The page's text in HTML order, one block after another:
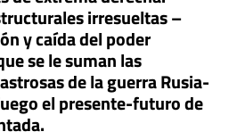
irresueltas –
y caída del poder
se le suman las
de la guerra Rusia-
el presente-futuro de